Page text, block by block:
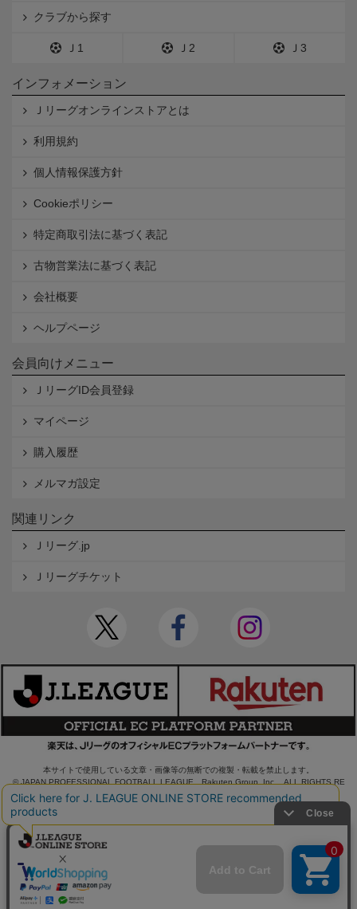
クラブから探す
Ｊ1 Ｊ2 Ｊ3
インフォメーション
Ｊリーグオンラインストアとは
利用規約
個人情報保護方針
Cookieポリシー
特定商取引法に基づく表記
古物営業法に基づく表記
会社概要
ヘルプページ
会員向けメニュー
ＪリーグID会員登録
マイページ
購入履歴
メルマガ設定
関連リンク
Ｊリーグ.jp
Ｊリーグチケット
本サイトで使用している文章・画像等の無断での複製・転載を禁止します。
© JAPAN PROFESSIONAL FOOTBALL LEAGUE Rakuten Group, Inc. ALL RIGHTS RE
SERVED.